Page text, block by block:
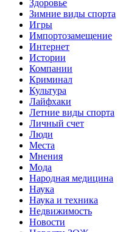
Здоровье
Зимние виды спорта
Игры
Импортозамещение
Интернет
Истории
Компании
Криминал
Культура
Лайфхаки
Летние виды спорта
Личный счет
Люди
Места
Мнения
Мода
Народная медицина
Наука
Наука и техника
Недвижимость
Новости